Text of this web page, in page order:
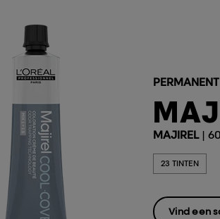
PERMANENT
MAJIREL|
23 TINTEN
Vind een